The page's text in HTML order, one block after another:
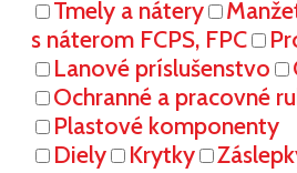
Tmely a nátery
s náterom FCPS, FPC
Lanové príslušenstvo
Ochranné a pracovné
Plastové komponenty
Diely
Krytky